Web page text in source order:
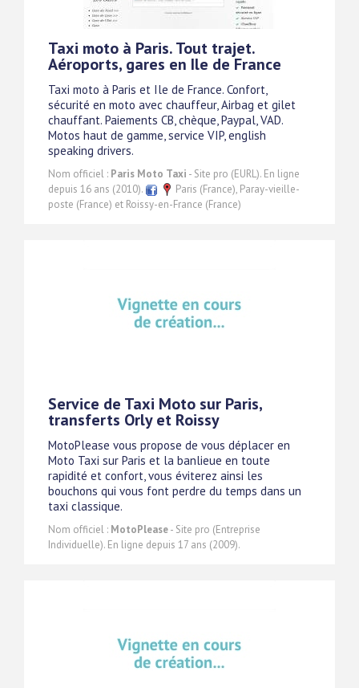
Taxi moto à Paris. Tout trajet.
Aéroports, gares en Ile de France
Taxi moto à Paris et Ile de France. Confort,
sécurité en moto avec chauffeur, Airbag et gilet
chauffant. Paiements CB, chèque, Paypal, VAD.
Motos haut de gamme, service VIP, english
speaking drivers.
Nom officiel : Paris Moto Taxi - Site pro (EURL). En ligne
depuis 16 ans (2010).
Paris (France), Paray-vieille-
poste (France) et Roissy-en-France (France)
Service de Taxi Moto sur Paris,
transferts Orly et Roissy
MotoPlease vous propose de vous déplacer en
Moto Taxi sur Paris et la banlieue en toute
rapidité et confort, vous éviterez ainsi les
bouchons qui vous font perdre du temps dans un
taxi classique.
Nom officiel : MotoPlease- Site pro (Entreprise
Individuelle). En ligne depuis 17 ans (2009).